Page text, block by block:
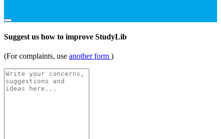
Suggest us how to improve StudyLib
(For complaints, use another form )